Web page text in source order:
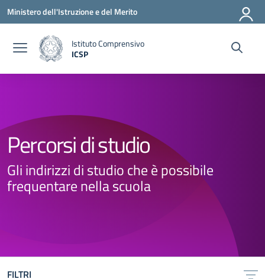
Vai ai contenuti
Vai al menu di navigazione
Vai al footer
Ministero dell'Istruzione e del Merito
Istituto Comprensivo
ICSP
Percorsi di studio
Gli indirizzi di studio che è possibile
frequentare nella scuola
FILTRI